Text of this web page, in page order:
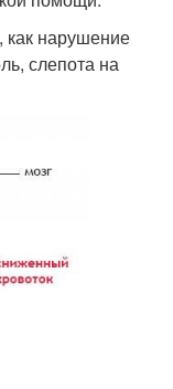
нарушение
слепота на